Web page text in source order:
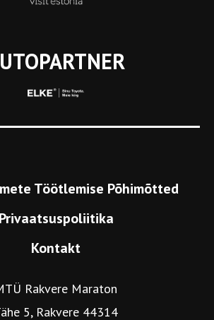
Töötlemise Põhimõtted
Privaatsuspoliitika
Kontakt
Rakvere Maraton
5, Rakvere 44314